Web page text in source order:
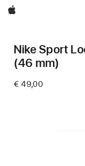
Apple
Nike Sport
(46 mm)
€ 49,00